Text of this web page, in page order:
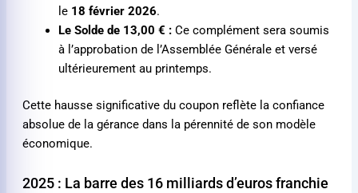
le 18 février 2026.
Le Solde de 13,00 € : Ce complément sera soumis
à l’approbation de l’Assemblée Générale et versé
ultérieurement au printemps.
Cette hausse significative du coupon reflète la confiance
absolue de la gérance dans la pérennité de son modèle
économique.
2025 : La barre des 16 milliards d’euros franchie